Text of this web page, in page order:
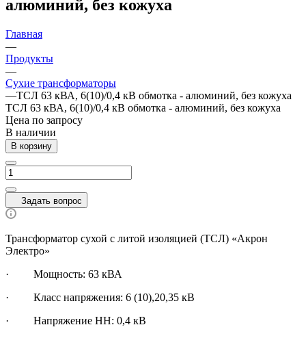
алюминий, без кожуха
Главная
—
Продукты
—
Сухие трансформаторы
—ТСЛ 63 кВА, 6(10)/0,4 кВ обмотка - алюминий, без кожуха
ТСЛ 63 кВА, 6(10)/0,4 кВ обмотка - алюминий, без кожуха
Цена по запросу
В наличии
В корзину
Задать вопрос
Трансформатор сухой с литой изоляцией (ТСЛ) «Акрон
Электро»
· Мощность: 63 кВА
· Класс напряжения: 6 (10),20,35 кВ
· Напряжение НН: 0,4 кВ